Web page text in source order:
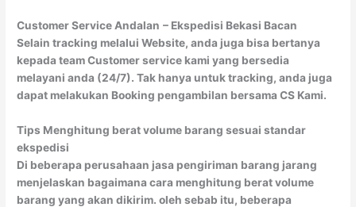
Customer Service Andalan – Ekspedisi Bekasi Bacan
Selain tracking melalui Website, anda juga bisa bertanya
kepada team Customer service kami yang bersedia
melayani anda (24/7). Tak hanya untuk tracking, anda juga
dapat melakukan Booking pengambilan bersama CS Kami.
Tips Menghitung berat volume barang sesuai standar
ekspedisi
Di beberapa perusahaan jasa pengiriman barang jarang
menjelaskan bagaimana cara menghitung berat volume
barang yang akan dikirim. oleh sebab itu, beberapa